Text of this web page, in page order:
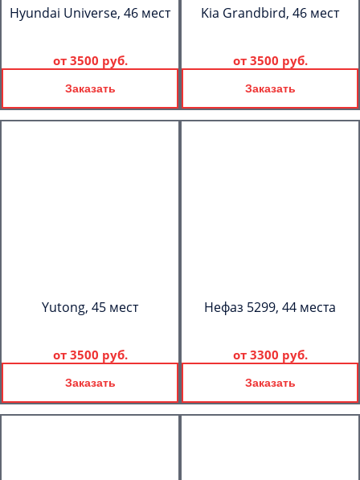
Hyundai Universe, 46 мест
от 3500 руб.
Заказать
Kia Grandbird, 46 мест
от 3500 руб.
Заказать
Yutong, 45 мест
от 3500 руб.
Заказать
Нефаз 5299, 44 места
от 3300 руб.
Заказать